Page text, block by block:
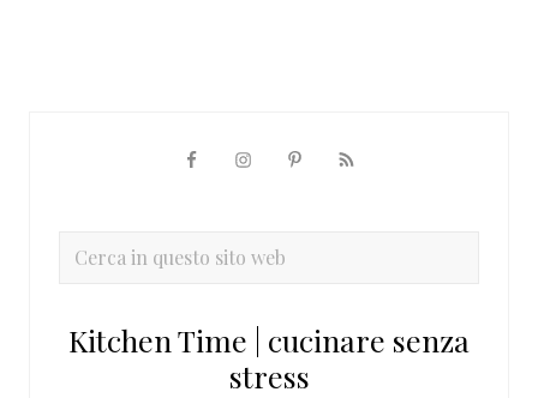
primaria
Cerca
sito
Kitchen Time | cucinare senza
stress